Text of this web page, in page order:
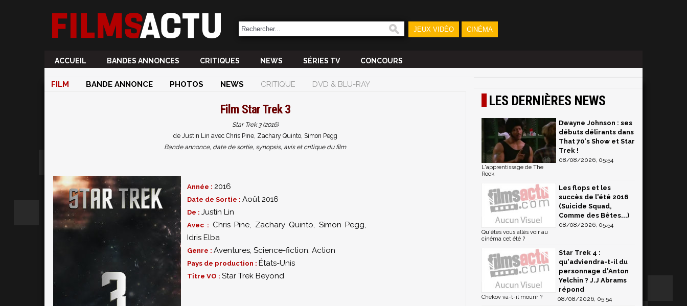
JEUX VIDÉO CINÉMA
ACCUEIL BANDES ANNONCES CRITIQUES NEWS SÉRIES TV CONCOURS
FILM BANDE ANNONCE PHOTOS NEWS CRITIQUE DVD & BLU-RAY
Film Star Trek 3
Star Trek 3 (2016)
de Justin Lin avec Chris Pine, Zachary Quinto, Simon Pegg
Bande annonce, date de sortie, synopsis, avis et critique du film
Année : 2016
Date de Sortie : Août 2016
De : Justin Lin
Avec : Chris Pine, Zachary Quinto, Simon Pegg,
Idris Elba
Genre : Aventures, Science-fiction, Action
Pays de production : États-Unis
Titre VO : Star Trek Beyond
LES DERNIÈRES NEWS
Dwayne Johnson : ses
débuts délirants dans
That 70's Show et Star
Trek !
08/08/2026, 05:54
L'apprentissage de The
Rock
Les flops et les
succès de l'été 2016
(Suicide Squad,
Comme des Bêtes...)
08/08/2026, 05:54
Qu'êtes vous allés voir au
cinéma cet été ?
Star Trek 4 :
qu'adviendra-t-il du
personnage d'Anton
Yelchin ? J.J Abrams
répond
08/08/2026, 05:54
Chekov va-t-il mourir ?